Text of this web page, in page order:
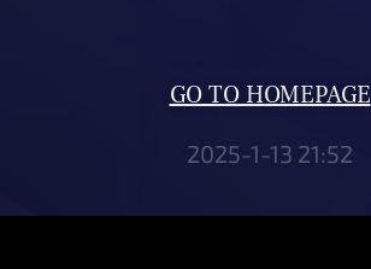
GO TO HOMEPAGE
2025-1-13 21:52